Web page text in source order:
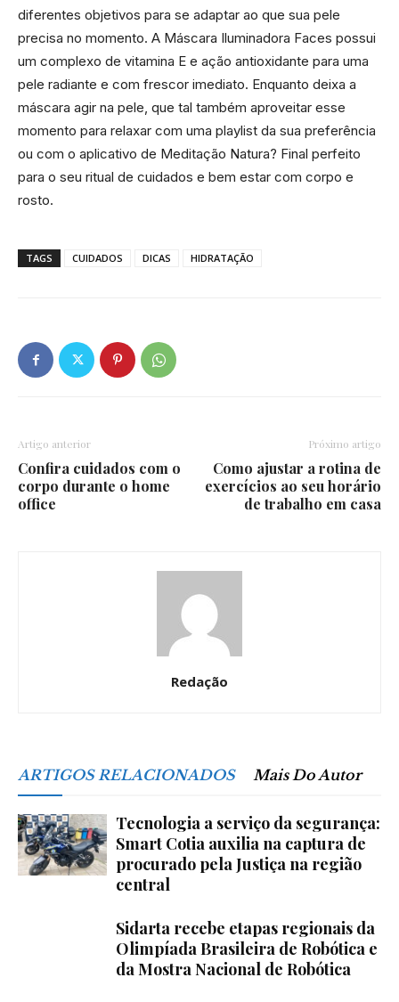
diferentes objetivos para se adaptar ao que sua pele
precisa no momento. A Máscara Iluminadora Faces possui
um complexo de vitamina E e ação antioxidante para uma
pele radiante e com frescor imediato. Enquanto deixa a
máscara agir na pele, que tal também aproveitar esse
momento para relaxar com uma playlist da sua preferência
ou com o aplicativo de Meditação Natura? Final perfeito
para o seu ritual de cuidados e bem estar com corpo e
rosto.
TAGS CUIDADOS DICAS HIDRATAÇÃO
Artigo anterior
Confira cuidados com o
corpo durante o home
office
Próximo artigo
Como ajustar a rotina de
exercícios ao seu horário
de trabalho em casa
Redação
ARTIGOS RELACIONADOS Mais Do Autor
Tecnologia a serviço da segurança:
Smart Cotia auxilia na captura de
procurado pela Justiça na região
central
Sidarta recebe etapas regionais da
Olimpíada Brasileira de Robótica e
da Mostra Nacional de Robótica